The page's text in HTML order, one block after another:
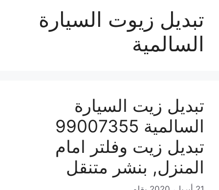
تبديل زيوت السيارة
السالمية
تبديل زيت السيارة
السالمية 99007355
تبديل زيت وفلتر امام
المنزل, بنشر متنقل